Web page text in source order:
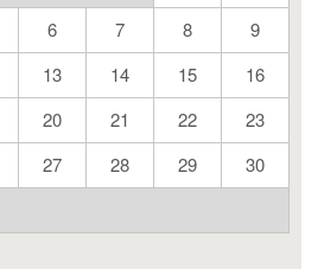
6 7 8
9
13 14 15
16
20 21 22
23
27 28 29
30